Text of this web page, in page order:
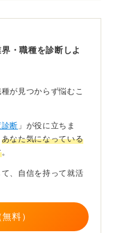
性がいるかなどを会
でしょう。
務など）も調べてみ
制度が整っている企
・職種を診断しよ
が見つからず悩むこ
断 」が役に立ちま
あなた気になっている
。
、自信を持って就活
料）